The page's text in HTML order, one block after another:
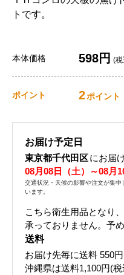
トです。
本体価格 598円 (
ポイント 2ポイント
お届け予定日
東京都千代田区にお届
08月08日（土）～08月
交通状況・天候の影響や注文が集
います。
こちら衛生用品となり
承っておりません。予
送料
お届け先毎に送料 550
沖縄県は送料1,100円(税